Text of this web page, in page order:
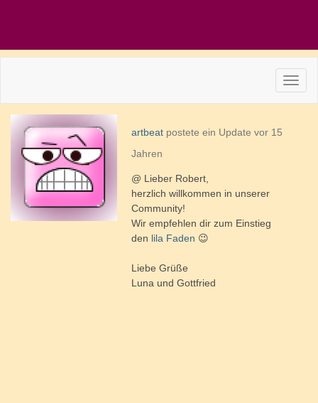
artbeat postete ein Update vor 15
Jahren
@ Lieber Robert,
herzlich willkommen in unserer
Community!
Wir empfehlen dir zum Einstieg
den lila Faden 😉
Liebe Grüße
Luna und Gottfried